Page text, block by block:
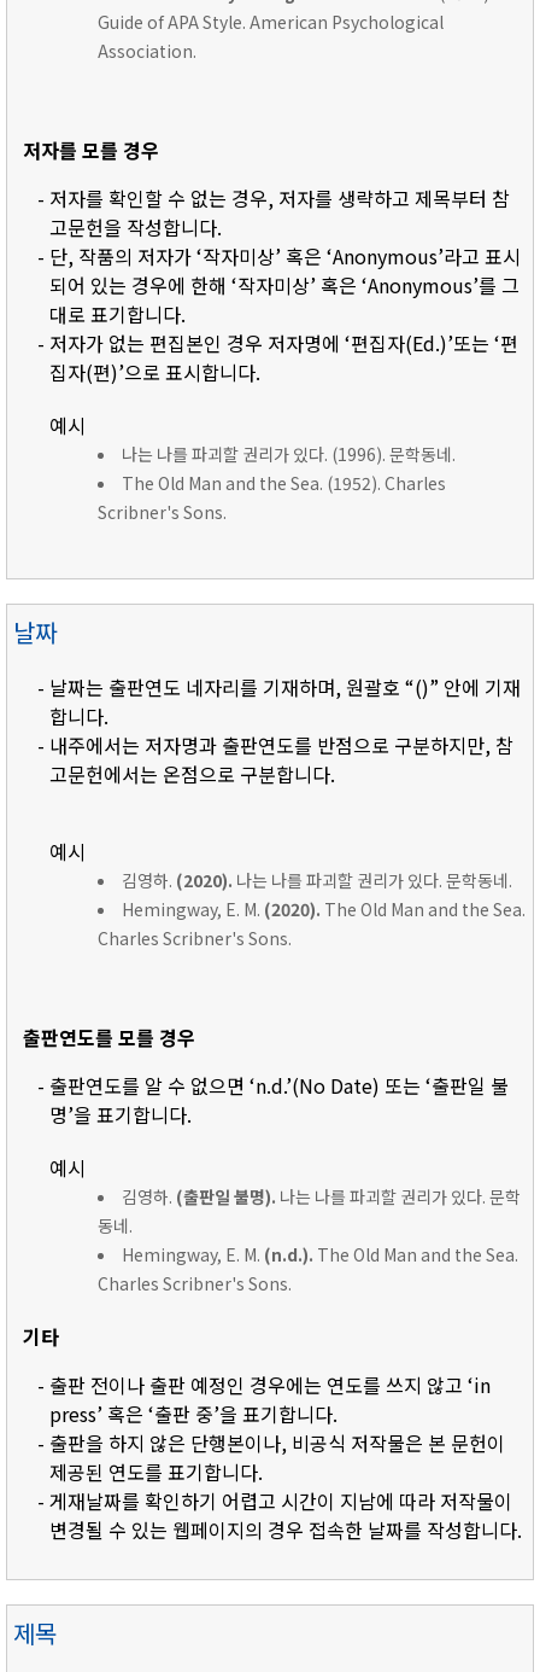
Guide of APA Style. American Psychological
Association.
저자를 모를 경우
- 저자를 확인할 수 없는 경우, 저자를 생략하고 제목부터 참
고문헌을 작성합니다.
- 단, 작품의 저자가 ‘작자미상’ 혹은 ‘Anonymous’라고 표시
되어 있는 경우에 한해 ‘작자미상’ 혹은 ‘Anonymous’를 그
대로 표기합니다.
- 저자가 없는 편집본인 경우 저자명에 ‘편집자(Ed.)’또는 ‘편
집자(편)’으로 표시합니다.
예시
나는 나를 파괴할 권리가 있다. (1996). 문학동네.
The Old Man and the Sea. (1952). Charles
Scribner's Sons.
날짜
- 날짜는 출판연도 네자리를 기재하며, 원괄호 “()” 안에 기재
합니다.
- 내주에서는 저자명과 출판연도를 반점으로 구분하지만, 참
고문헌에서는 온점으로 구분합니다.
예시
김영하. (2020). 나는 나를 파괴할 권리가 있다. 문학동네.
Hemingway, E. M. (2020). The Old Man and the Sea.
Charles Scribner's Sons.
출판연도를 모를 경우
- 출판연도를 알 수 없으면 ‘n.d.’(No Date) 또는 ‘출판일 불
명’을 표기합니다.
예시
김영하. (출판일 불명). 나는 나를 파괴할 권리가 있다. 문학
동네.
Hemingway, E. M. (n.d.). The Old Man and the Sea.
Charles Scribner's Sons.
기타
- 출판 전이나 출판 예정인 경우에는 연도를 쓰지 않고 ‘in
press’ 혹은 ‘출판 중’을 표기합니다.
- 출판을 하지 않은 단행본이나, 비공식 저작물은 본 문헌이
제공된 연도를 표기합니다.
- 게재날짜를 확인하기 어렵고 시간이 지남에 따라 저작물이
변경될 수 있는 웹페이지의 경우 접속한 날짜를 작성합니다.
제목